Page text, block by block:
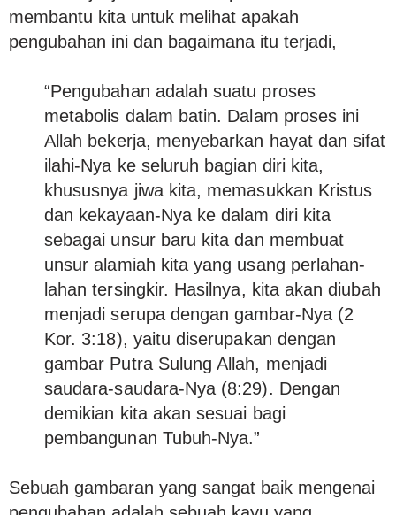
membantu kita untuk melihat apakah
pengubahan ini dan bagaimana itu terjadi,
“Pengubahan adalah suatu proses
metabolis dalam batin. Dalam proses ini
Allah bekerja, menyebarkan hayat dan sifat
ilahi-Nya ke seluruh bagian diri kita,
khususnya jiwa kita, memasukkan Kristus
dan kekayaan-Nya ke dalam diri kita
sebagai unsur baru kita dan membuat
unsur alamiah kita yang usang perlahan-
lahan tersingkir. Hasilnya, kita akan diubah
menjadi serupa dengan gambar-Nya (2
Kor. 3:18), yaitu diserupakan dengan
gambar Putra Sulung Allah, menjadi
saudara-saudara-Nya (8:29). Dengan
demikian kita akan sesuai bagi
pembangunan Tubuh-Nya.”
Sebuah gambaran yang sangat baik mengenai